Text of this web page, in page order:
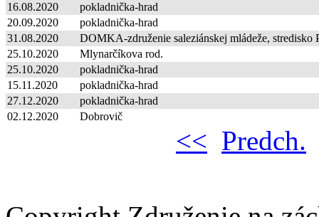
16.08.2020
pokladnička-hrad
20.09.2020
pokladnička-hrad
31.08.2020
DOMKA-združenie saleziánskej mládeže, stredisko
25.10.2020
Mlynarčíkova rod.
25.10.2020
pokladnička-hrad
15.11.2020
pokladnička-hrad
27.12.2020
pokladnička-hrad
02.12.2020
Dobrovič
<< Predch.